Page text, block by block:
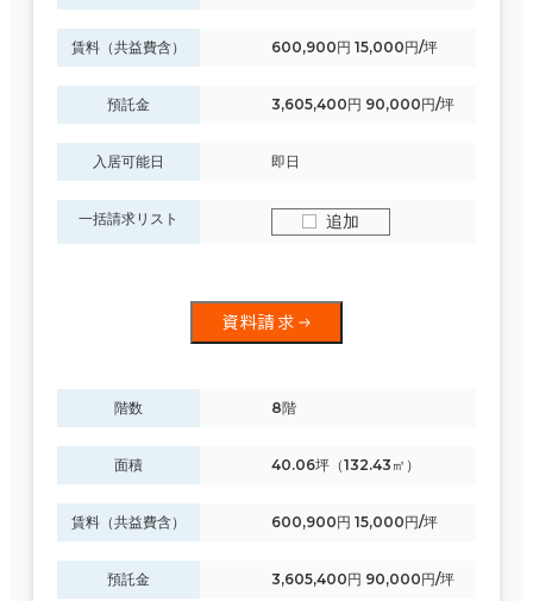
賃料（共益費含） 600,900円 15,000円/坪
預託金 3,605,400円 90,000円/坪
入居可能日 即日
一括請求リスト 追加
資料請求
階数 8階
面積 40.06坪（132.43㎡）
賃料（共益費含） 600,900円 15,000円/坪
預託金 3,605,400円 90,000円/坪